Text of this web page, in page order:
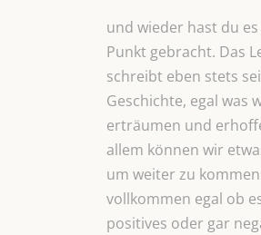
und wieder hast du
Punkt gebracht. Das
schreibt eben stets
Geschichte, egal was
erträumen und
allem können wir
um weiter zu
vollkommen egal ob
positives oder gar